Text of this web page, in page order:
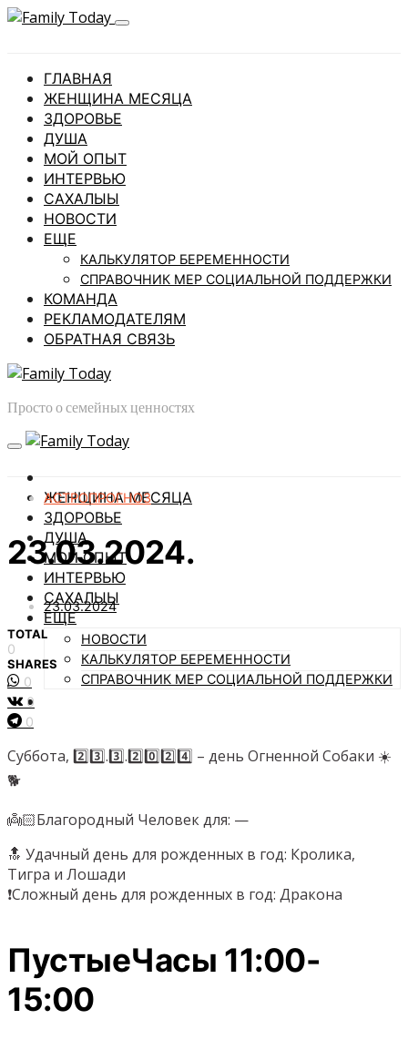
ГЛАВНАЯ
ЖЕНЩИНА МЕСЯЦА
ЗДОРОВЬЕ
ДУША
МОЙ ОПЫТ
ИНТЕРВЬЮ
САХАЛЫЫ
НОВОСТИ
ЕЩЕ
КАЛЬКУЛЯТОР БЕРЕМЕННОСТИ
СПРАВОЧНИК МЕР СОЦИАЛЬНОЙ ПОДДЕРЖКИ
КОМАНДА
РЕКЛАМОДАТЕЛЯМ
ОБРАТНАЯ СВЯЗЬ
Просто о семейных ценностях
ЖЕНЩИНА МЕСЯЦА
ЗДОРОВЬЕ
ДУША
МОЙ ОПЫТ
ИНТЕРВЬЮ
САХАЛЫЫ
ЕЩЕ
НОВОСТИ
КАЛЬКУЛЯТОР БЕРЕМЕННОСТИ
СПРАВОЧНИК МЕР СОЦИАЛЬНОЙ ПОДДЕРЖКИ
АСТРОПРОГНОЗ
23.03.2024.
23.03.2024
TOTAL
0
SHARES
0
0
0
Суббота, 2️⃣3️⃣.3️⃣.2️⃣0️⃣2️⃣4️⃣ – день Огненной Собаки ☀️
🐕
👼🏻Благородный Человек для: —
🔝 Удачный день для рожденных в год: Кролика,
Тигра и Лошади
❗️Сложный день для рожденных в год: Дракона
ПустыеЧасы 11:00-
15:00